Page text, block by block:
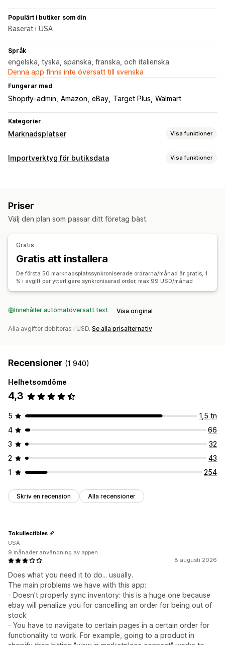
Populärt i butiker som din
Baserat i USA
Språk
engelska, tyska, spanska, franska, och italienska
Denna app finns inte översatt till svenska
Fungerar med
Shopify-admin Amazon eBay Target Plus Walmart
Kategorier
Marknadsplatser Visa funktioner
Hantering av listning
Orderhantering
Distribution till flera platser
Bulkorder
Enhetlig instrumentpanel
Importverktyg för butiksdata Visa funktioner
Ordersynkronisering
Produktsynkronisering
Synkronisering i två riktningar
Priser
Välj den plan som passar ditt företag bäst.
Gratis
Gratis att installera
De första 50 marknadsplatssynkroniserade ordrarna/månad är gratis, 1
% i avgift per ytterligare synkroniserad order, max 99 USD/månad
Innehåller automatöversatt text Visa original
Alla avgifter debiteras i USD. Se alla prisalternativ
Recensioner (1 940)
Helhetsomdöme
4,3
5
1,5 tn
4
66
3
32
2
43
1
254
Skriv en recension Alla recensioner
8 augusti 2026
Does what you need it to do... usually.
The main problems we have with this app:
- Doesn't properly sync inventory: this is a huge one because
ebay will penalize you for cancelling an order for being out of
stock
- You have to navigate to certain pages in a certain order for
functionality to work. For example, going to a product in
Tokullectibles
USA
9 månader användning av appen